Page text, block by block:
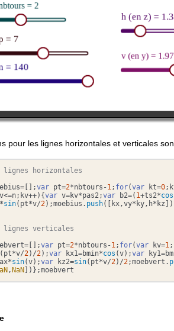
pour les lignes horizontales et verticales
horizontales
var pt=2*nbtours-1; for(var kt=0
var v=kv*pas2;var b2=( 1+ts2*cos
sin(pt*v/2);moebius. push
lignes verticales
var pt=2*nbtours-1; for(var kv=1
(pt*v/2)/2);var kx1=bmin*cos (v);var
sin(v);var kz2=sin(pt*v/2)/2;moebvert.
, NaN ])};moebvert